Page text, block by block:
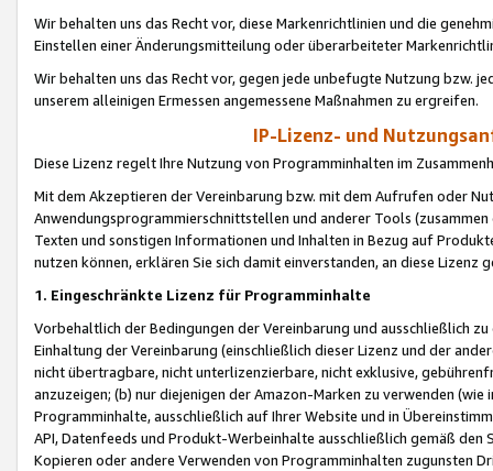
Wir behalten uns das Recht vor, diese Markenrichtlinien und die
Einstellen einer Änderungsmitteilung oder überarbeiteter
Wir behalten uns das Recht vor, gegen jede unbefugte Nutzung bzw.
unserem alleinigen Ermessen angemessene Maßnahmen zu ergreifen.
IP-Lizenz- und
Diese Lizenz regelt Ihre Nutzung von Programminhalten im
Mit dem Akzeptieren der Vereinbarung bzw. mit dem Aufrufen oder
Anwendungsprogrammierschnittstellen und anderer Tools (zusammen
Texten und sonstigen Informationen und Inhalten in Bezug auf
nutzen können, erklären Sie sich damit einverstanden, an diese Lizenz
1. Eingeschränkte Lizenz für Programminhalte
Vorbehaltlich der Bedingungen der Vereinbarung und ausschließlich
Einhaltung der Vereinbarung (einschließlich dieser Lizenz und der
nicht übertragbare, nicht unterlizenzierbare, nicht exklusive,
anzuzeigen; (b) nur diejenigen der Amazon-Marken zu verwenden
Programminhalte, ausschließlich auf Ihrer Website und in
API, Datenfeeds und Produkt-Werbeinhalte ausschließlich gemäß
Kopieren oder andere Verwenden von Programminhalten zugunsten